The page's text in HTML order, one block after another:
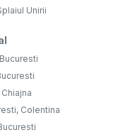
Unirii
Colentina